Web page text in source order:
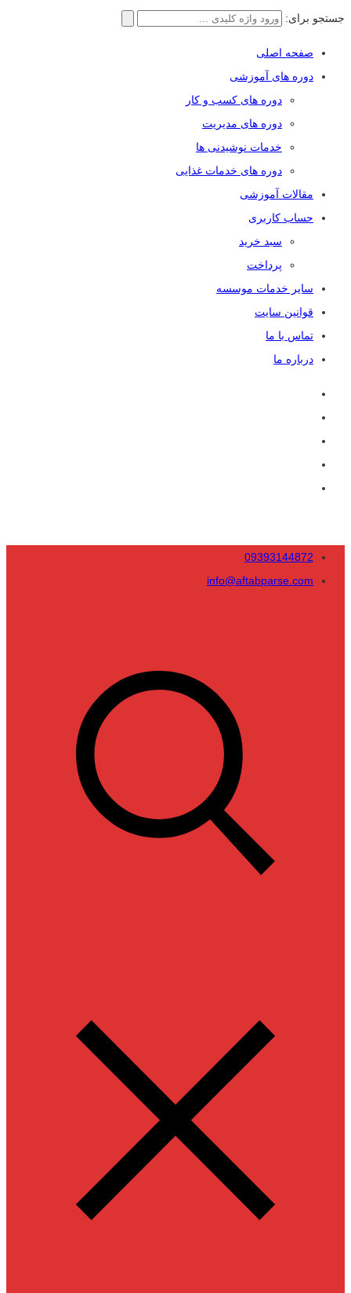
جستجو برای:
صفحه اصلی
دوره های آموزشی
دوره های کسب و کار
دوره های مدیریت
خدمات نوشیدنی ها
دوره های خدمات غذایی
مقالات آموزشی
حساب کاربری
سبد خرید
پرداخت
سایر خدمات موسسه
قوانین سایت
تماس با ما
درباره ما
09393144872
info@aftabparse.com